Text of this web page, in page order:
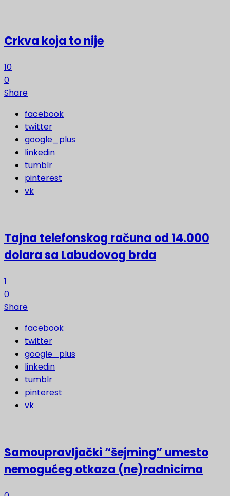
Crkva koja to nije
10
0
Share
facebook
twitter
google_plus
linkedin
tumblr
pinterest
vk
Tajna telefonskog računa od 14.000
dolara sa Labudovog brda
1
0
Share
facebook
twitter
google_plus
linkedin
tumblr
pinterest
vk
Samoupravljački “šejming” umesto
nemogućeg otkaza (ne)radnicima